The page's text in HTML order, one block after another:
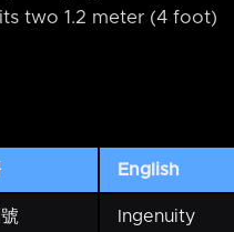
two 1.2 meter (4 foot)
English
Ingenuity